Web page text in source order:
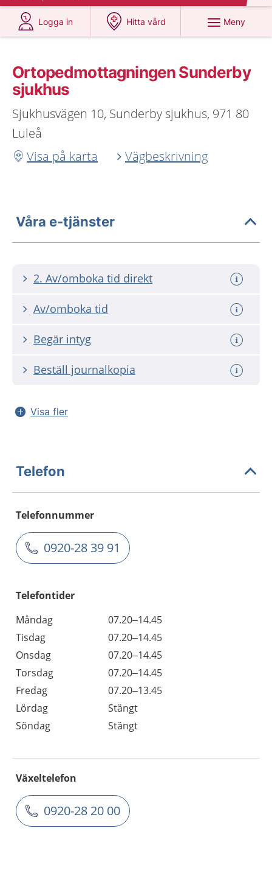
Logga in
på 1177.se
Hitta vård
på 1177.se
Meny
Ortopedmottagningen Sunderby
sjukhus
Sjukhusvägen 10, Sunderby sjukhus, 971 80
Luleå
Visa på karta
Vägbeskrivning
Våra e-tjänster
2. Av/omboka tid direkt
Av/omboka tid
Begär intyg
Beställ journalkopia
Visa fler
Telefon
Telefonnummer
0920-28 39 91
Telefontider
Måndag
07.20–14.45
Tisdag
07.20–14.45
Onsdag
07.20–14.45
Torsdag
07.20–14.45
Fredag
07.20–13.45
Lördag
Stängt
Söndag
Stängt
Växeltelefon
0920-28 20 00